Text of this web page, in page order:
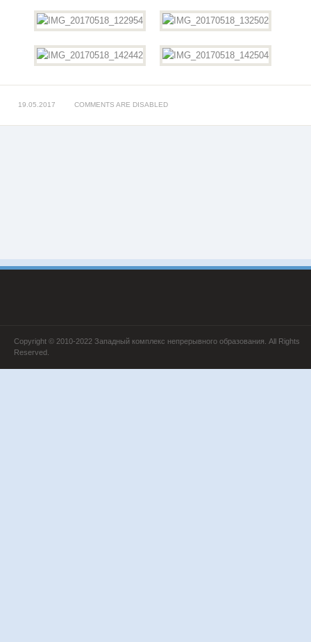
19.05.2017 COMMENTS ARE DISABLED
Copyright © 2010-2022 Западный комплекс непрерывного образования. All Rights
Reserved.